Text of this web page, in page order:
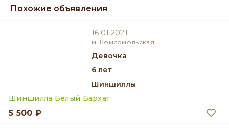
Похожие объявления
16.01.2021
м. Комсомольская
девочка
6 лет
Шиншиллы
Шиншилла Белый Бархат
5 500 ₽